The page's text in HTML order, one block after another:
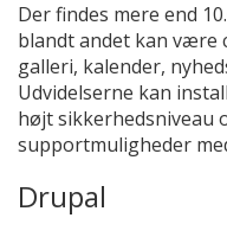
Der findes mere end
blandt andet kan være
galleri, kalender,
Udvidelserne kan
højt sikkerhedsniveau
supportmuligheder
Drupal